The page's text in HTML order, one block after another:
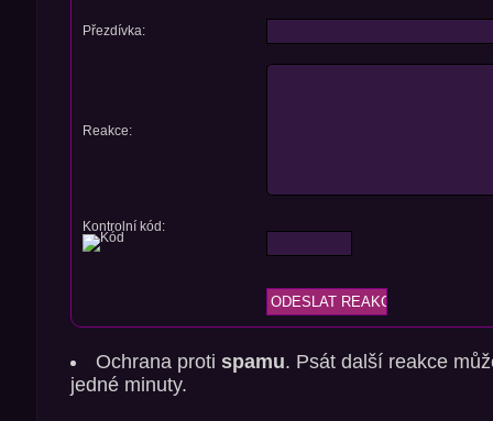
Přezdívka:
Reakce:
Kontrolní kód:
Ochrana protispamu. Psát další reakce
jedné minuty.